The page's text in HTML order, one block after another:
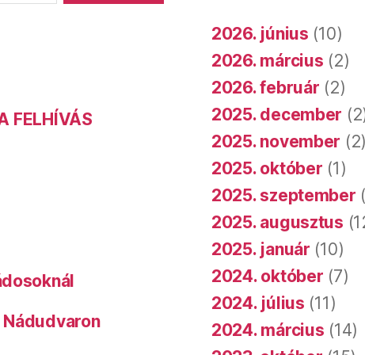
FELHÍVÁS
Nádudvaron
2026. június (10)
2026. március (2)
2026. február (2)
2025. december
2025. november (2)
2025. október (1)
2025. szeptember
2025. augusztus
2025. január (10)
2024. október (7)
2024. július (11)
2024. március (14)